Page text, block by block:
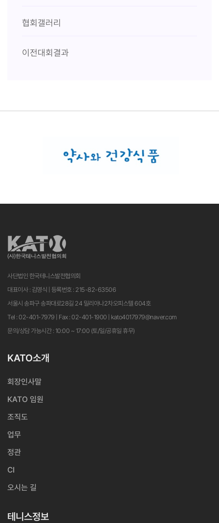
협회갤러리
이전대회결과
사단법인 한국테니스발전협의회
대표이사 : 김영식 | 등록번호 : 215-82-63506
서울시 송파구 송파대로28길 24 밀리아나2차오피스텔 604호
Tel : 02-401-7979 | Fax : 02-401-1900 | kato4017979@naver.com
문의/상담 가능시간 : 10:00 ~ 17:00 (토/일/공휴일 휴무)
KATO소개
회장인사말
KATO 임원
조직도
업무
정관
CI
오시는 길
테니스정보